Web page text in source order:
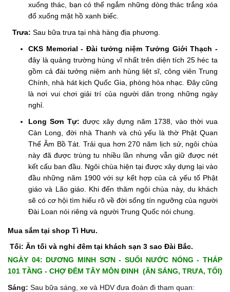
xuống thác, bạn có thể ngắm những dòng thác trắng xóa
đổ xuống mặt hồ xanh biếc.
Trưa: Sau bữa trưa tại nhà hàng địa phương.
CKS Memorial - Đài tưởng niệm Tưởng Giới Thạch -
đây là quảng trường hùng vĩ nhất trên diện tích 25 héc ta
gồm cả đài tưởng niệm anh hùng liệt sĩ, công viên Trung
Chính, nhà hát kịch Quốc Gia, phòng hòa nhạc. Đây cũng
là nơi vui chơi giải trí của người dân trong những ngày
nghỉ.
Long Sơn Tự: được xây dựng năm 1738, vào thời vua
Càn Long, đời nhà Thanh và chủ yếu là thờ Phật Quan
Thế Âm Bồ Tát. Trải qua hơn 270 năm lịch sử, ngôi chùa
này đã được trùng tu nhiều lần nhưng vẫn giữ được nét
kết cấu ban đầu. Ngôi chùa hiện tại được xây dựng lại vào
đầu những năm 1900 với sự kết hợp của cả yếu tố Phật
giáo và Lão giáo. Khi đến thăm ngôi chùa này, du khách
sẽ có cơ hội tìm hiểu rõ về đời sống tín ngưỡng của người
Đài Loan nói riêng và người Trung Quốc nói chung.
Mua sắm tại shop Tì Hưu.
Tối: Ăn tối và nghỉ đêm tại khách sạn 3 sao Đài Bắc.
NGÀY 04: DƯƠNG MINH SƠN - SUỐI NƯỚC NÓNG - THÁP
101 TẦNG - CHỢ ĐÊM TÂY MÔN ĐINH (ĂN SÁNG, TRƯA, TỐI)
Sáng: Sau bữa sáng, xe và HDV đưa đoàn đi tham quan: